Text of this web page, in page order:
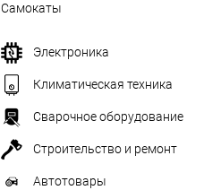
Самокаты
Электроника
Климатическая техника
Сварочное оборудование
Строительство и ремонт
Автотовары